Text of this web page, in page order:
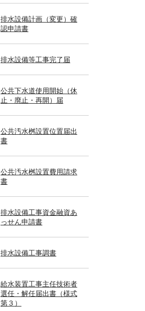
排水設備計画（変更）確
認申請書
排水設備等工事完了届
公共下水道使用開始（休
止・廃止・再開）届
公共汚水桝設置位置届出
書
公共汚水桝設置費用請求
書
排水設備工事資金融資あ
っせん申請書
排水設備工事調書
給水装置工事主任技術者
選任・解任届出書（様式
第３）